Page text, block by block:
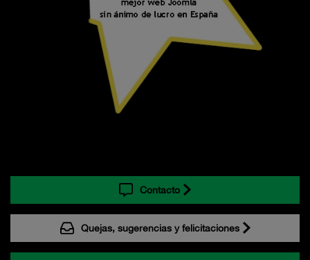
Contacto
Quejas, sugerencias y felicitaciones